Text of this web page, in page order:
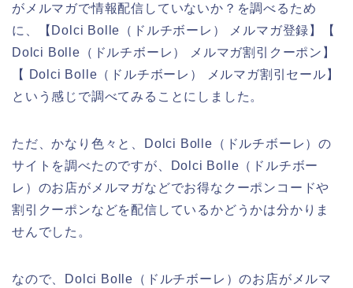
がメルマガで情報配信していないか？を調べるため
に、【Dolci Bolle（ドルチボーレ） メルマガ登録】【
Dolci Bolle（ドルチボーレ） メルマガ割引クーポン】
【 Dolci Bolle（ドルチボーレ） メルマガ割引セール】
という感じで調べてみることにしました。
ただ、かなり色々と、Dolci Bolle（ドルチボーレ）の
サイトを調べたのですが、Dolci Bolle（ドルチボー
レ）のお店がメルマガなどでお得なクーポンコードや
割引クーポンなどを配信しているかどうかは分かりま
せんでした。
なので、Dolci Bolle（ドルチボーレ）のお店がメルマ